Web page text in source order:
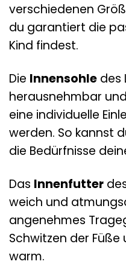
verschiedenen
du garantiert die
Kind findest.
Die Innensohle des
herausnehmbar
eine individuelle
werden. So kannst
die Bedürfnisse
Das Innenfutter
weich und
angenehmes
Schwitzen der
warm.